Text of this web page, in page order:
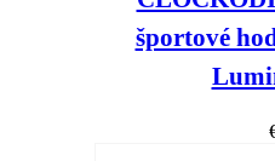
športové